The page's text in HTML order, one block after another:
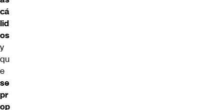
cá
lid
os
y
qu
e
se
pr
op